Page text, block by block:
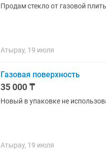
Продам стекло от газовой
Атырау, 19 июля
Газовая поверхность
35 000 ₸
Новый в упаковке не
Атырау, 19 июля